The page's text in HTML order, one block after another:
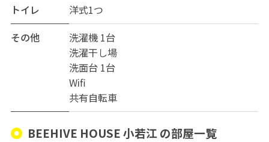
トイレ
洋式1つ
その他
洗濯機 1台
洗濯干し場
洗面台 1台
Wifi
共有自転車
BEEHIVE HOUSE 小若江 の部屋一覧